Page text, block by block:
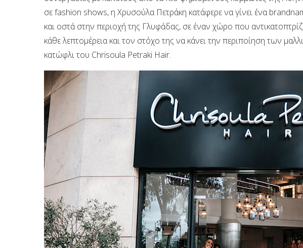
σε fashion shows, η Χρυσούλα Πετράκη κατάφερε να γίνει ένα
και οστά στην περιοχή της Γλυφάδας, σε έναν χώρο που
κάθε λεπτομέρεια και τον στόχο της να κάνει την περιποίηση των
κατώφλι του Chrisoula Petraki Hair.